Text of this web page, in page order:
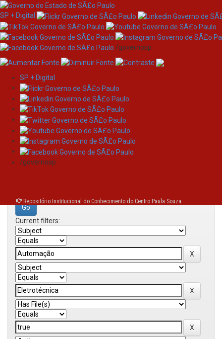
Skip
navigation
SP + Digital
/governosp
SP + Digital
/governosp
Repositório Institucional do Conhecimento do Centro Paula Souza
Search
Search:
Current filters: